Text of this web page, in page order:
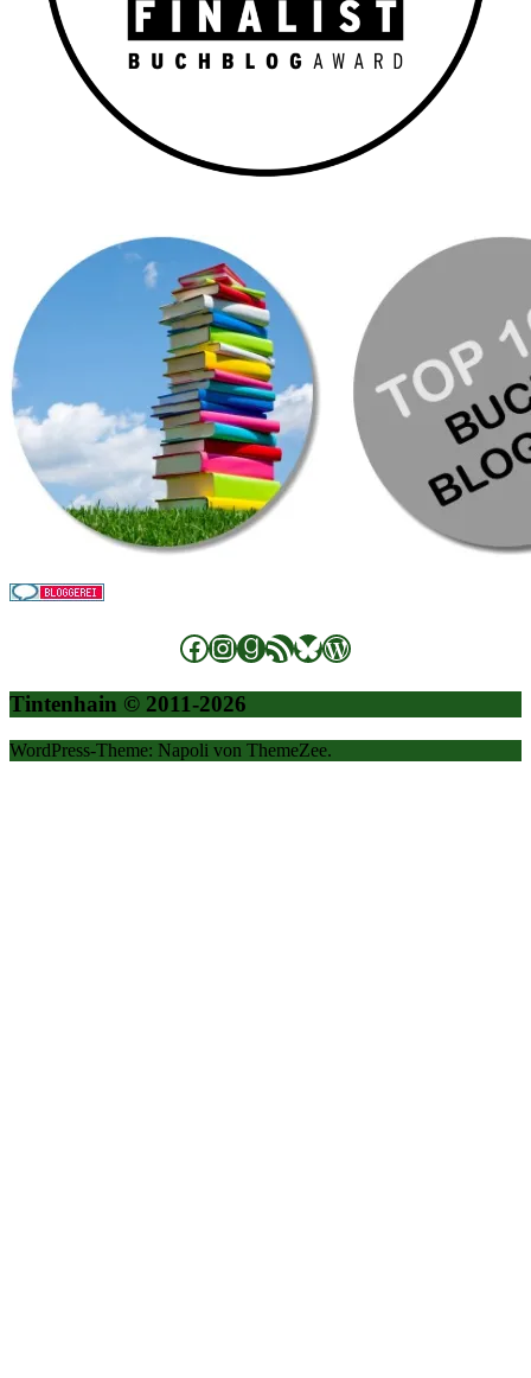
Facebook
Instagram
Goodreads
RSS-FeedBluesky
WordPress
Tintenhain © 2011-2026
WordPress-Theme: Napoli von ThemeZee.